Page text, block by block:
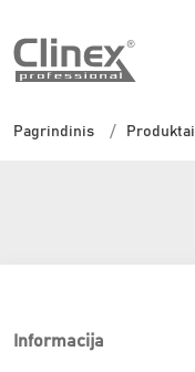
Pagrindinis Produktai
Informacija